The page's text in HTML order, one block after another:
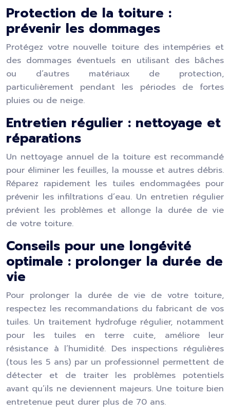
Protection de la toiture :
prévenir les dommages
Protégez votre nouvelle toiture des intempéries et
des dommages éventuels en utilisant des bâches
ou d’autres matériaux de protection,
particulièrement pendant les périodes de fortes
pluies ou de neige.
Entretien régulier : nettoyage et
réparations
Un nettoyage annuel de la toiture est recommandé
pour éliminer les feuilles, la mousse et autres débris.
Réparez rapidement les tuiles endommagées pour
prévenir les infiltrations d’eau. Un entretien régulier
prévient les problèmes et allonge la durée de vie
de votre toiture.
Conseils pour une longévité
optimale : prolonger la durée de
vie
Pour prolonger la durée de vie de votre toiture,
respectez les recommandations du fabricant de vos
tuiles. Un traitement hydrofuge régulier, notamment
pour les tuiles en terre cuite, améliore leur
résistance à l’humidité. Des inspections régulières
(tous les 5 ans) par un professionnel permettent de
détecter et de traiter les problèmes potentiels
avant qu’ils ne deviennent majeurs. Une toiture bien
entretenue peut durer plus de 70 ans.